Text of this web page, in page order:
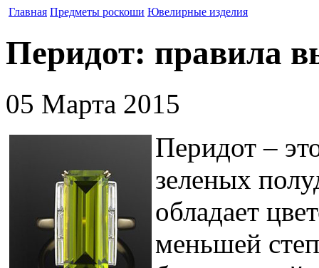
Главная Предметы роскоши Ювелирные изделия
Перидот: правила
05 Марта 2015
Перидот –
зеленых
обладает
меньшей